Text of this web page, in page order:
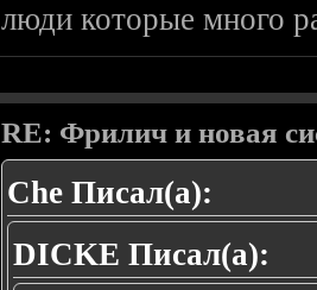
люди которые много
RE: Фрилич и новая
Che Писал(а):
DICKE Писал(а):